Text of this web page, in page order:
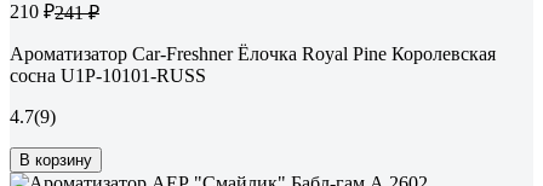
210 ₽241 ₽
Ароматизатор Car-Freshner Ёлочка Royal Pine Королевская
сосна U1P-10101-RUSS
4.7(9)
В корзину